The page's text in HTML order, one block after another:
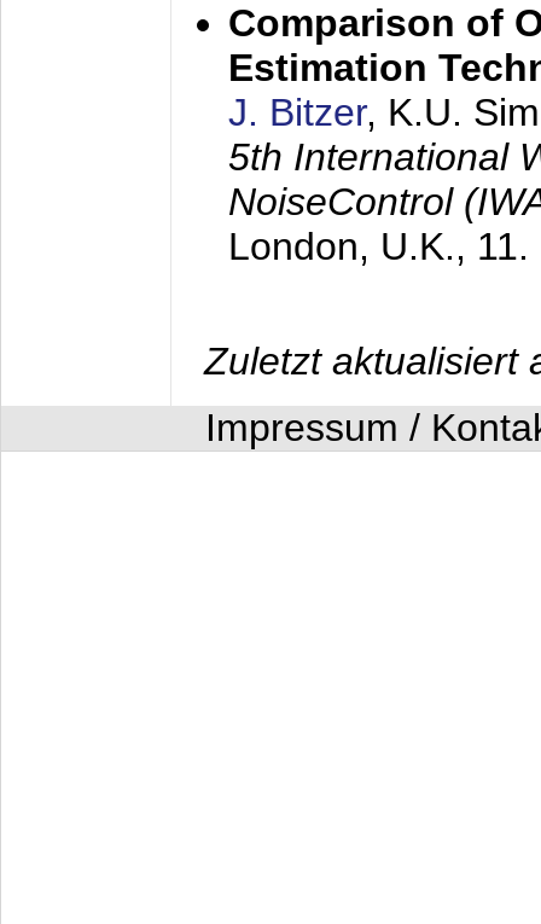
Comparison of
Estimation
J. Bitzer, K.U.
5th International
NoiseControl
London, U.K.,
Zuletzt aktualisiert
Impressum /